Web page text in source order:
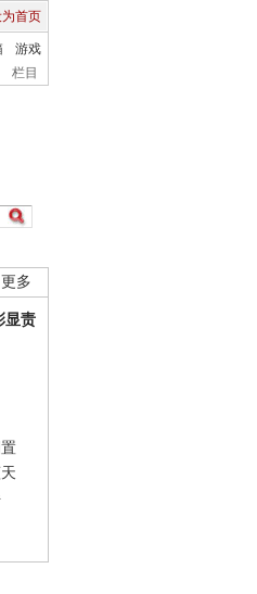
首页
游戏
栏目
更多
显责